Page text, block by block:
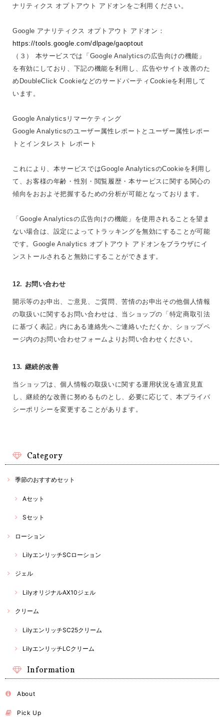
ナリティクス オプトアウト アドオンをご利用ください。
Google アナリティクス オプトアウト アドオン：
https://tools.google.com/dlpage/gaoptout
（３） 本サービスでは「Google Analyticsの広告向けの機能」
を有効にしており、下記の機能を利用し、広告やサイト改善のた
めDoubleClick CookieなどのサードパーティCookieを利用して
います。
Google Analyticsリマーケティング
Google Analyticsのユーザー属性レポートとユーザー属性レポー
トとインタレスト レポート
これにより、本サービスではGoogle AnalyticsのCookieを利用し
て、お客様の年齢・性別・閲覧履歴・本サービスに関する関心の
傾向をおおよそ把握するための分析が可能となっております。
「Google Analyticsの広告向けの機能」を使用されることを望ま
ない場合は、設定によってトラッキングを無効にすることが可能
です。Google Analytics オプトアウト アドオンをブラウザにイ
ンストールされると無効にすることができます。
12. お問い合わせ
開示等のお申出、ご意見、ご質問、苦情のお申出その他個人情報
の取扱いに関するお問い合わせは、当ショップの「特定商取引法
に基づく表記」内にある連絡先へご連絡いただくか、ショップペ
ージ内のお問い合わせフォームよりお問い合わせください。
13. 継続的改善
当ショップは、個人情報の取扱いに関する運用状況を適宜見直
し、継続的な改善に努めるものとし、必要に応じて、本プライバ
シーポリシーを変更することがあります。
Category
季節のおすすめセット
Aセット
Sセット
ローション
LilyエンリッチSCローション
ジェル
LilyオリジナルAX10ジェル
クリーム
LilyエンリッチSC25クリーム
LilyエンリッチLCクリーム
Information
About
Pick Up